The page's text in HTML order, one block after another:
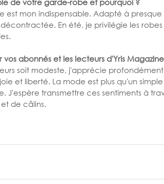
mon indispensable. Adapté à presque
En été, je privilégie les
abonnés et les lecteurs d'Yris
soit modeste, j'apprécie
et liberté. La mode est plus qu'un
J'espère transmettre ces sentiments à
de câlins.